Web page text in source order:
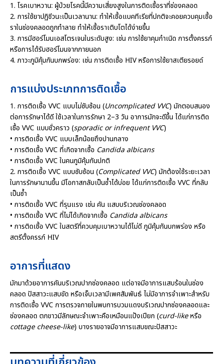
1. โรคเบาหวาน: ผู้ป่วยโรคนี้มีความเสี่ยงสูงในการติดเชื้อราที่ช่องคลอด
2. การใช้ยาปฏิชีวนะเป็นเวลานาน: ทำให้เชื้อแบคทีเรียที่ปกติจะคอยควบคุมเชื้อ
ราในช่องคลอดถูกทำลาย ทำให้เชื้อราเติบโตได้ง่ายขึ้น
3. การมีฮอร์โมนเอสโตรเจนในระดับสูง: เช่น การใช้ยาคุมกำเนิด การตั้งครรภ์
หรือการได้รับฮอร์โมนจากภายนอก
4. ภาวะภูมิคุ้มกันบกพร่อง: เช่น การติดเชื้อ HIV หรือการใช้ยาสเตียรอยด์
การแบ่งประเภทการติดเชื้อ
1. การติดเชื้อ VVC แบบไม่ซับซ้อน (Uncomplicated VVC) มักตอบสนอง
ต่อการรักษาได้ดี ใช้เวลาในการรักษา 2–3 วัน อาการมักจะดีขึ้น ได้แก่การติด
เชื้อ VVC แบบชั่วคราว (sporadic or infrequent VVC)
• การติดเชื้อ VVC แบบเล็กน้อยถึงปานกลาง
• การติดเชื้อ VVC ที่เกิดจากเชื้อ Candida albicans
• การติดเชื้อ VVC ในคนภูมิคุ้มกันปกติ
2. การติดเชื้อ VVC แบบซับซ้อน (Complicated VVC) มักต้องใช้ระยะเวลา
ในการรักษานานขึ้น มีโอกาสกลับเป็นซ้ำได้บ่อย ได้แก่การติดเชื้อ VVC ที่กลับ
เป็นซ้ำ
• การติดเชื้อ VVC ที่รุนแรง เช่น คัน แสบบริเวณช่องคลอด
• การติดเชื้อ VVC ที่ไม่ได้เกิดจากเชื้อ Candida albicans
• การติดเชื้อ VVC ในสตรีที่ควบคุมเบาหวานได้ไม่ดี ภูมิคุ้มกันบกพร่อง หรือ
สตรีตั้งครรภ์ HIV
อาการที่แสดง
มักมาด้วยอาการคันบริเวณปากช่องคลอด แต่อาจมีอาการแสบร้อนในช่อง
คลอด ปัสสาวะแสบขัด หรือเจ็บเวลามีเพศสัมพันธ์ ไม่มีอาการจำเพาะสำหรับ
การติดเชื้อ VVC การตรวจภายในพบการบวมแดงบริเวณปากช่องคลอดและ
ช่องคลอด ตกขาวมีลักษณะจำเพาะคือเหมือนแป้งเปียก (curd-likeหรือ
cottage cheese-like) บางรายอาจมีอาการแสบขณะปัสสาวะ